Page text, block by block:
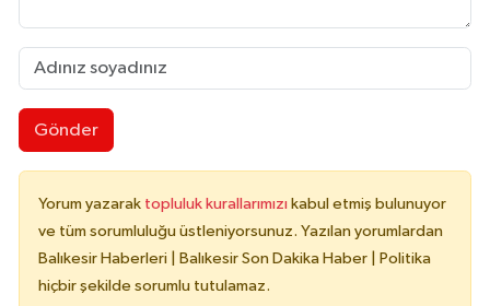
Gönder
Yorum yazarak topluluk kurallarımızı kabul etmiş bulunuyor
ve tüm sorumluluğu üstleniyorsunuz. Yazılan yorumlardan
Balıkesir Haberleri | Balıkesir Son Dakika Haber | Politika
hiçbir şekilde sorumlu tutulamaz.